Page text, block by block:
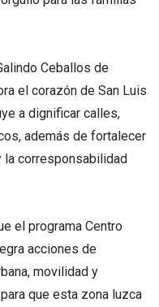
Ceballos de
el corazón de San Luis
a dignificar calles,
además de fortalecer
la corresponsabilidad
el programa Centro
acciones de
movilidad y
que esta zona luzca